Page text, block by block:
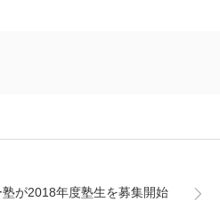
が2018年度塾生を募集開始